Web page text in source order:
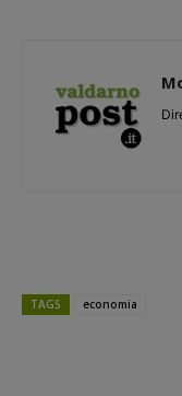
TAGS economia